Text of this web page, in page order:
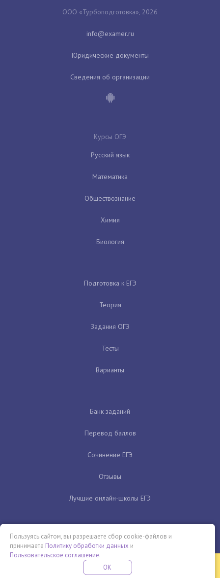
ООО «Турбоподготовка», 2026
Юридические документы
Сведения об организации
Курсы ОГЭ
Русский язык
Математика
Обществознание
Химия
Биология
Подготовка к ЕГЭ
Теория
Задания ОГЭ
Тесты
Варианты
Банк заданий
Перевод баллов
Сочинение ЕГЭ
Отзывы
Лучшие онлайн-школы ЕГЭ
Бесплатная летняя школа
ПРОВЕДИ ЭТО ЛЕТО С ПОЛЬЗОЙ
Пользуясь сайтом, вы разрешаете сбор cookie-файлов и
принимаете Политику обработки данных и
Пользовательское соглашение.
OK